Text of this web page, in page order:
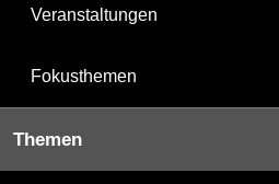
Veranstaltungen
Fokusthemen
Themen